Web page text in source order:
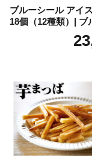
ブルーシール アイ
18個（12種類）| ブ
ルアイス ブルーシ
スクリーム 着日指
誕生日 カップ 詰め
ラエティ | バニラ チ
ト ストロベリー ピ
バニラ＆クッキー
紅イモ 塩ちんすこ
ークヮーサー 沖縄
ロイヤルミルクテ
イン